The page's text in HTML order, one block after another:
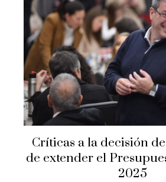
Críticas a la decisión
de extender el
2025